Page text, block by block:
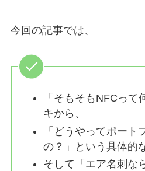
今回の記事では、
「そもそもNFCっ
キから、
「どうやってポート
の？」という具体的
そして「エア名刺な